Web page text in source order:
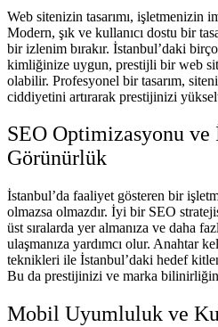
Web sitenizin tasarımı, işletmenizin
Modern, şık ve kullanıcı dostu bir
bir izlenim bırakır. İstanbul’daki
kimliğinize uygun, prestijli bir web
olabilir. Profesyonel bir tasarım,
ciddiyetini artırarak prestijinizi
SEO Optimizasyonu ve
Görünürlük
İstanbul’da faaliyet gösteren bir
olmazsa olmazdır. İyi bir SEO
üst sıralarda yer almanıza ve daha
ulaşmanıza yardımcı olur. Anahtar
teknikleri ile İstanbul’daki hedef
Bu da prestijinizi ve marka
Mobil Uyumluluk ve